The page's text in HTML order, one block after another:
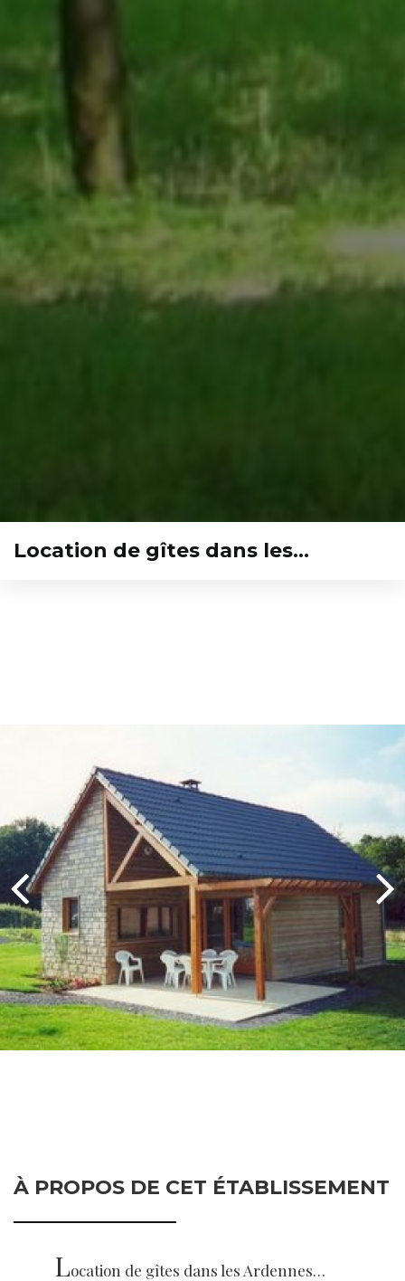
Location de gîtes dans les…
À PROPOS DE CET ÉTABLISSEMENT
Location de gîtes dans les Ardennes…